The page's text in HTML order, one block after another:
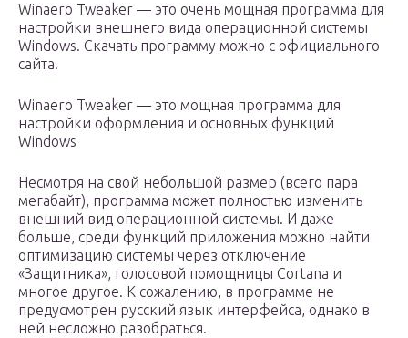
Winaero Tweaker — это очень мощная программа для
настройки внешнего вида операционной системы
Windows. Скачать программу можно с официального
сайта.
Winaero Tweaker — это мощная программа для
настройки оформления и основных функций
Windows
Несмотря на свой небольшой размер (всего пара
мегабайт), программа может полностью изменить
внешний вид операционной системы. И даже
больше, среди функций приложения можно найти
оптимизацию системы через отключение
«Защитника», голосовой помощницы Cortana и
многое другое. К сожалению, в программе не
предусмотрен русский язык интерфейса, однако в
ней несложно разобраться.